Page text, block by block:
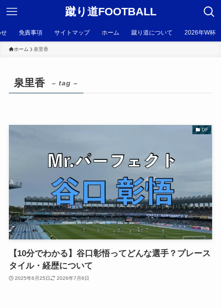
蹴り道FOOTBALL
免責事項 サイトマップ ホーム 蹴り道について 2026年W杯
ホーム 泉里香
泉里香 – tag –
DF
【10分でわかる】谷口彰悟ってどんな選手？プレース
タイル・経歴について
2025年6月25日 2026年7月6日